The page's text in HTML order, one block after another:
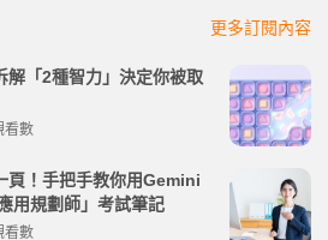
更多訂閱內容
解「2種智力」決定你被取
看數
頁！手把手教你用Gemini
用規劃師」考試筆記
看數